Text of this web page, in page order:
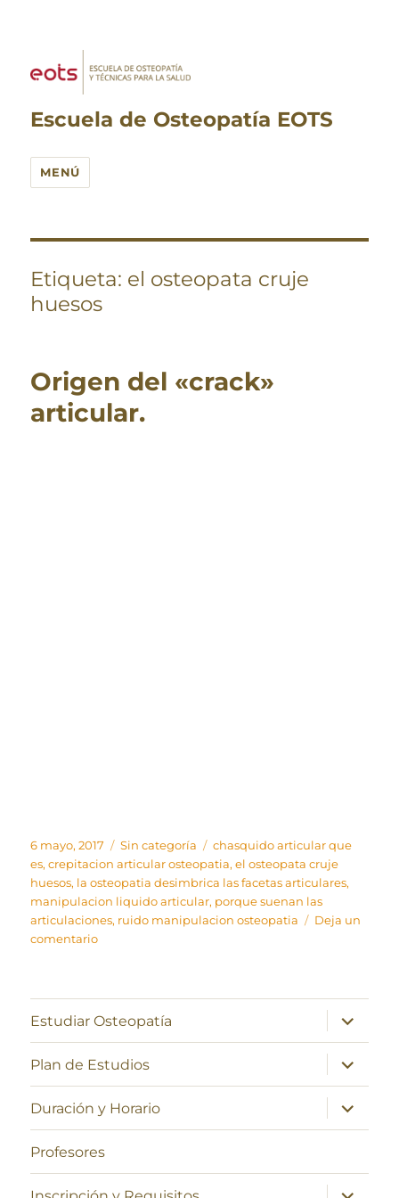
Escuela de Osteopatía EOTS
MENÚ
Etiqueta: el osteopata cruje
huesos
Origen del «crack»
articular.
Publicado
el
6 mayo, 2017 Categorías
Sin categoría Etiquetas
chasquido articular que
es,crepitacion articular osteopatia,el osteopata cruje
huesos, la osteopatia desimbrica las facetas articulares,
manipulacion liquido articular, porque suenan las
articulaciones, ruido manipulacion osteopatia
Deja un
comentarioen
articular.
Estudiar Osteopatía
expande
el
menú
inferior
Plan de Estudios
expande
el
menú
inferior
Duración y Horario
expande
el
menú
Profesores
expande